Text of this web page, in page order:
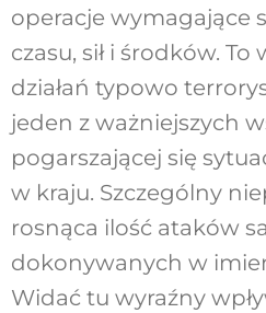
operacje wymagające
czasu, sił i środków.
działań typowo
jeden z ważniejszych
pogarszającej się
w kraju. Szczególny
rosnąca ilość ataków
dokonywanych w
Widać tu wyraźny